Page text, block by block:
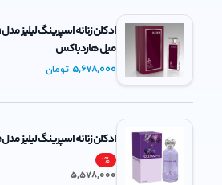
میل هاردباکس
5,678,000تومان
ادکلن زنانه اسپرینگ لیلیز مدل Follow Me حجم 100 میل
1%
5,578,000